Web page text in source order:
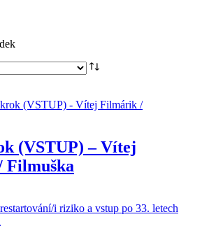
(VSTUP) – Vítej
i riziko a vstup po 33. letech